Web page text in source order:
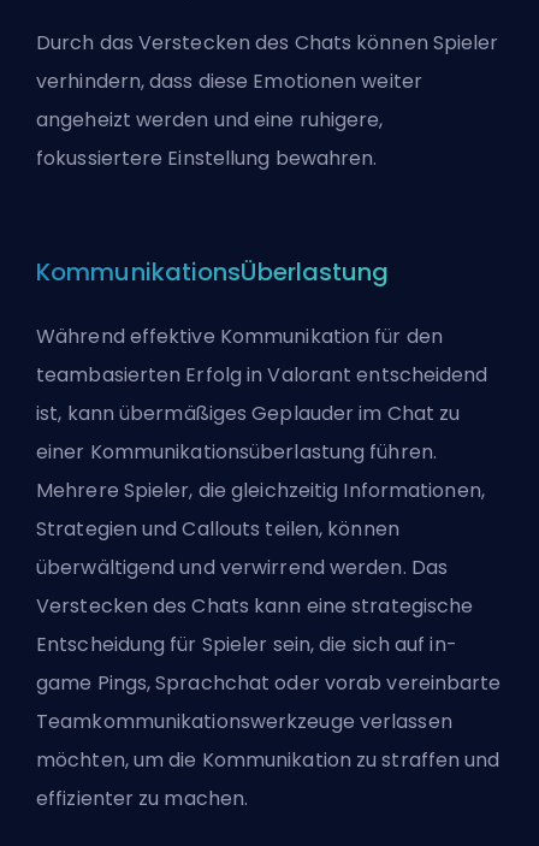
Durch das Verstecken des Chats können Spieler
verhindern, dass diese Emotionen weiter
angeheizt werden und eine ruhigere,
fokussiertere Einstellung bewahren.
KommunikationsÜberlastung
Während effektive Kommunikation für den
teambasierten Erfolg in Valorant entscheidend
ist, kann übermäßiges Geplauder im Chat zu
einer Kommunikationsüberlastung führen.
Mehrere Spieler, die gleichzeitig Informationen,
Strategien und Callouts teilen, können
überwältigend und verwirrend werden. Das
Verstecken des Chats kann eine strategische
Entscheidung für Spieler sein, die sich auf in-
game Pings, Sprachchat oder vorab vereinbarte
Teamkommunikationswerkzeuge verlassen
möchten, um die Kommunikation zu straffen und
effizienter zu machen.